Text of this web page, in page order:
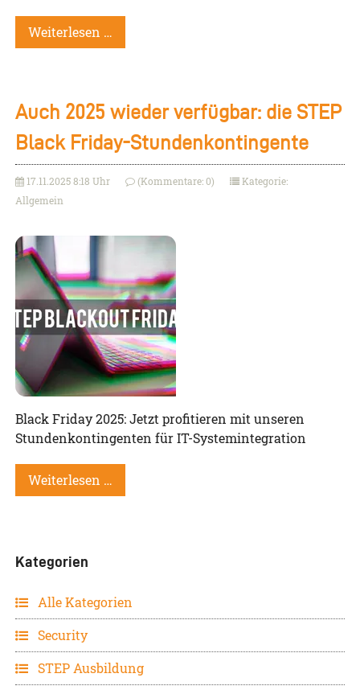
Weiterlesen …
Auch 2025 wieder verfügbar: die STEP
Black Friday-Stundenkontingente
17.11.2025 8:18 Uhr (Kommentare: 0)
Kategorie:
Allgemein
Black Friday 2025: Jetzt profitieren mit unseren
Stundenkontingenten für IT-Systemintegration
Weiterlesen …
Kategorien
Alle Kategorien
Security
STEP Ausbildung